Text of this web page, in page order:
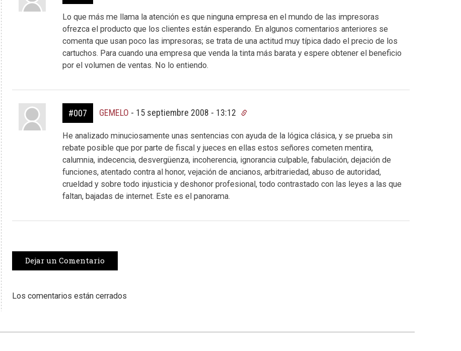
Lo que más me llama la atención es que ninguna empresa en el mundo de las impresoras
ofrezca el producto que los clientes están esperando. En algunos comentarios anteriores se
comenta que usan poco las impresoras; se trata de una actitud muy típica dado el precio de los
cartuchos. Para cuando una empresa que venda la tinta más barata y espere obtener el beneficio
por el volumen de ventas. No lo entiendo.
#007 GEMELO - 15 septiembre 2008 - 13:12
He analizado minuciosamente unas sentencias con ayuda de la lógica clásica, y se prueba sin
rebate posible que por parte de fiscal y jueces en ellas estos señores cometen mentira,
calumnia, indecencia, desvergüenza, incoherencia, ignorancia culpable, fabulación, dejación de
funciones, atentado contra al honor, vejación de ancianos, arbitrariedad, abuso de autoridad,
crueldad y sobre todo injusticia y deshonor profesional, todo contrastado con las leyes a las que
faltan, bajadas de internet. Este es el panorama.
Dejar un Comentario
Los comentarios están cerrados